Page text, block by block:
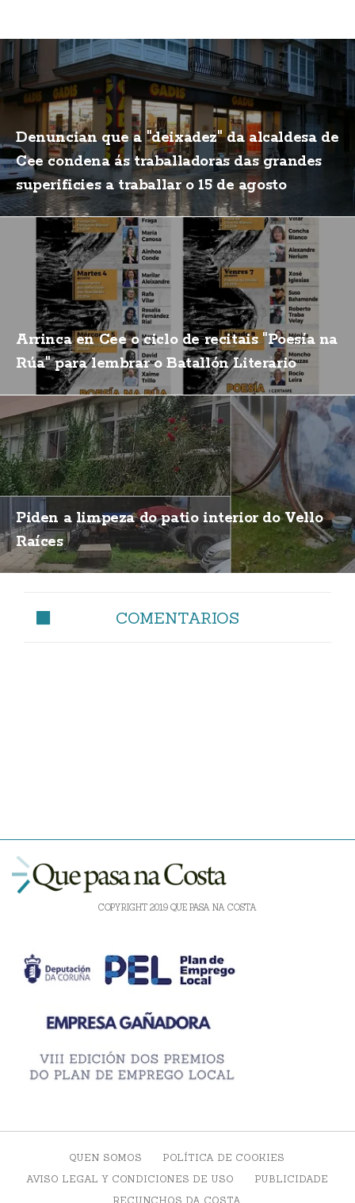
Denuncian que a "deixadez" da alcaldesa de
Cee condena ás traballadoras das grandes
superificies a traballar o 15 de agosto
Arrinca en Cee o ciclo de recitais "Poesía na
Rúa" para lembrar o Batallón Literario
Piden a limpeza do patio interior do Vello
Raíces
COMENTARIOS
COPYRIGHT 2019 QUE PASA NA COSTA
QUEN SOMOS
POLÍTICA DE COOKIES
AVISO LEGAL Y CONDICIONES DE USO
PUBLICIDADE
RECUNCHOS DA COSTA